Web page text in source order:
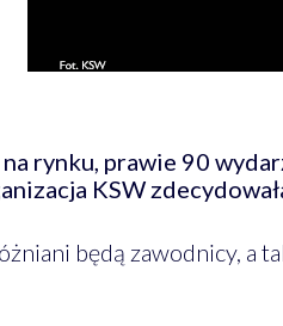
rynku, prawie 90
KSW
będą zawodnicy, a